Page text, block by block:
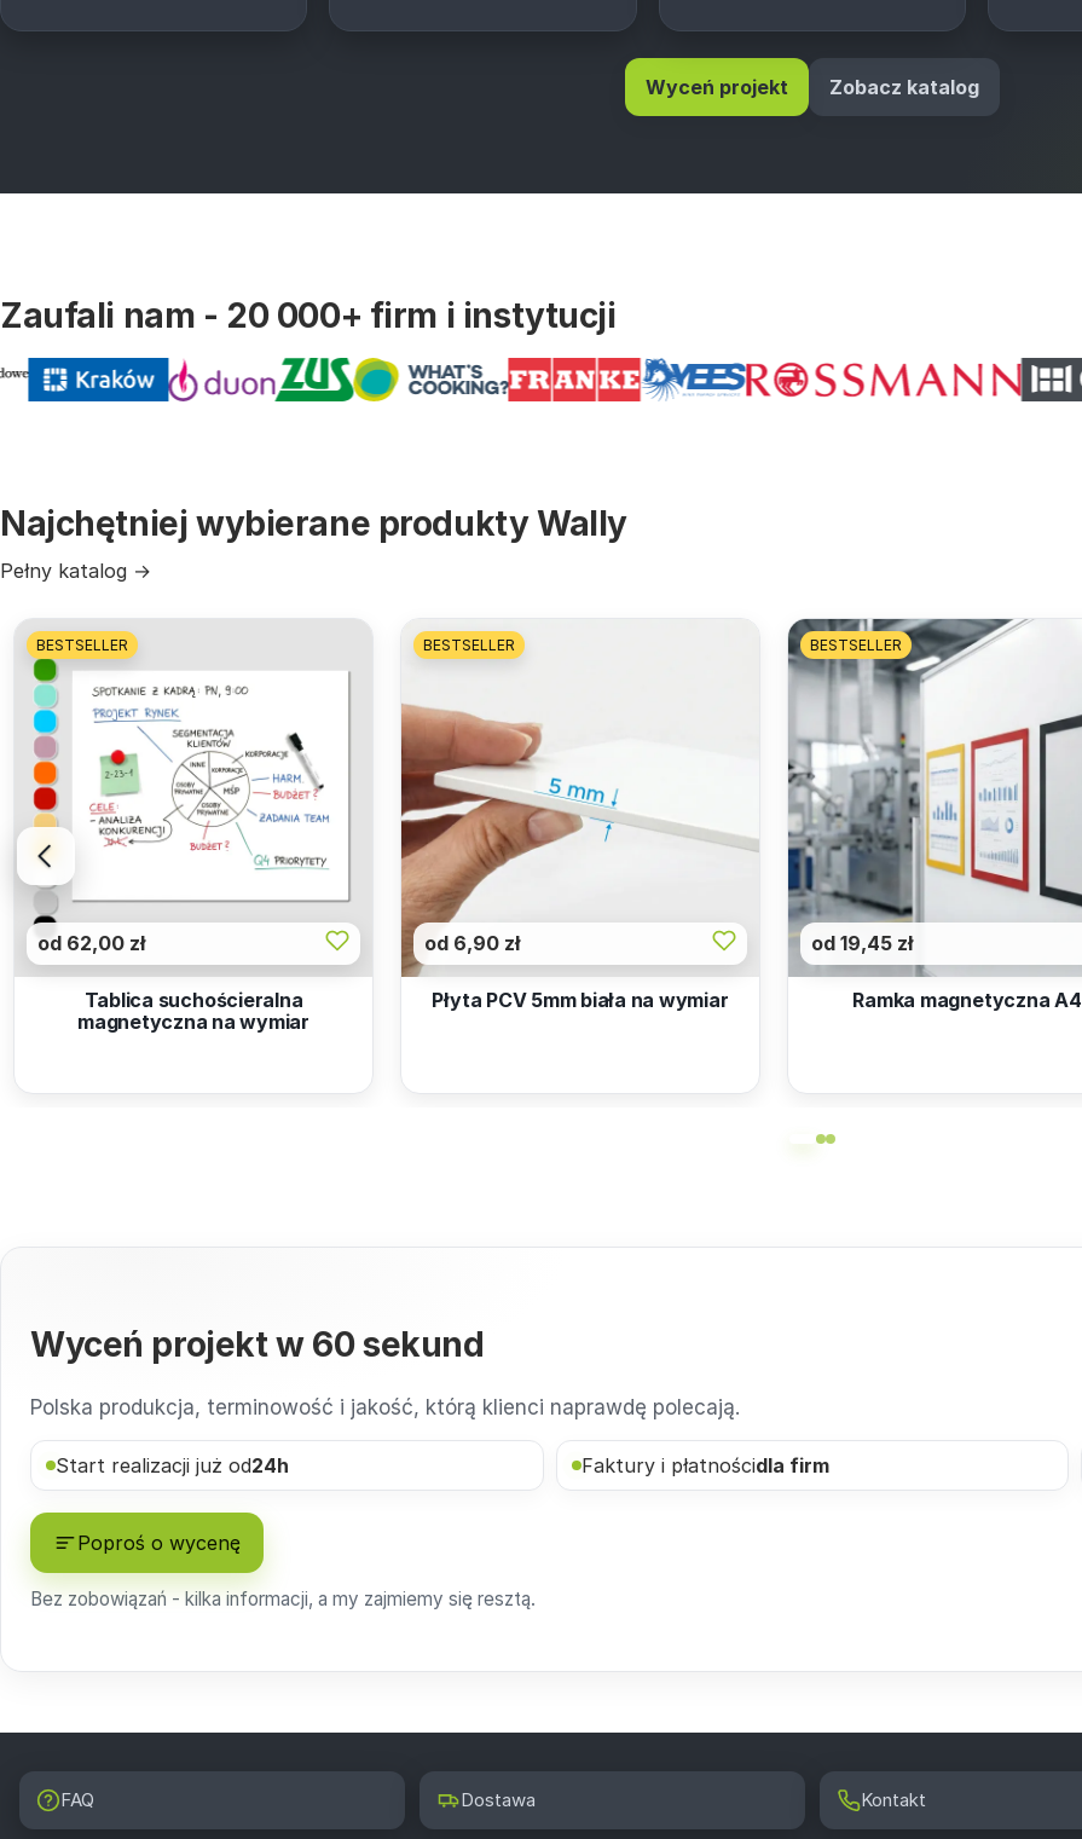
Wyceń projekt Zobacz katalog
Zaufali nam - 20 000+ firm i instytucji
Najchętniej wybierane produkty Wally
Pełny katalog →
BESTSELLER
od 62,00 zł
Tablica suchościeralna
magnetyczna na wymiar
BESTSELLER
od 6,90 zł
Płyta PCV 5mm biała na wymiar
BESTSELLER
od 19,45 zł
Ramka magnetyczna A4
Wyceń projekt w 60 sekund
Polska produkcja, terminowość i jakość, którą klienci naprawdę polecają.
Start realizacji już od24h Faktury i płatnościdla firm
Poproś o wycenę
Bez zobowiązań - kilka informacji, a my zajmiemy się resztą.
FAQ Dostawa Kontakt